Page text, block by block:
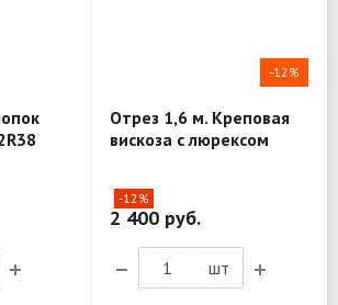
-12%
Отрез 1,6 м. Креповая
вискоза с люрексом
-12%
2 400 руб.
шт